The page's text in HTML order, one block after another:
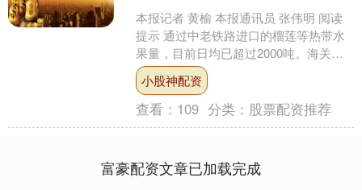
本报记者 黄榆 本报通讯员 张伟明 阅读
提示 通过中老铁路进口的榴莲等热带水
果量，目前日均已超过2000吨。海关数
据显示，截至今年8月底，鲜榴莲年运输
入境超15....
小股神配资
查看： 109 分类： 股票配资推荐
富豪配资文章已加载完成